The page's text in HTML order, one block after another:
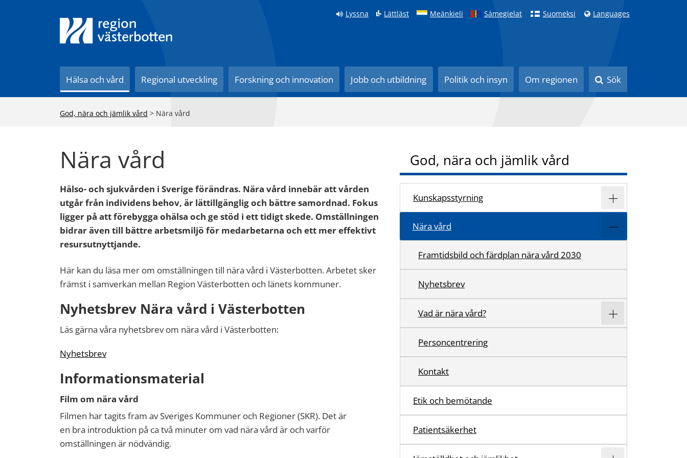
Lyssna Lättläst Meänkieli Sámegielat Suomeksi Languages
Hälsa och vård Regional utveckling Forskning och innovation Jobb och utbildning Politik och insyn Om regionen Sök
God, nära och jämlik vård > Nära vård
Nära vård
Hälso- och sjukvården i Sverige förändras. Nära vård innebär att vården
utgår från individens behov, är lättillgänglig och bättre samordnad. Fokus
ligger på att förebygga ohälsa och ge stöd i ett tidigt skede. Omställningen
bidrar även till bättre arbetsmiljö för medarbetarna och ett mer effektivt
resursutnyttjande.
Här kan du läsa mer om omställningen till nära vård i Västerbotten. Arbetet sker
främst i samverkan mellan Region Västerbotten och länets kommuner.
Nyhetsbrev Nära vård i Västerbotten
Läs gärna våra nyhetsbrev om nära vård i Västerbotten:
Nyhetsbrev
Informationsmaterial
Film om nära vård
Filmen har tagits fram av Sveriges Kommuner och Regioner (SKR). Det är
en bra introduktion på ca två minuter om vad nära vård är och varför
omställningen är nödvändig.
God, nära och jämlik vård
Kunskapsstyrning
Nära vård
Framtidsbild och färdplan nära vård 2030
Nyhetsbrev
Vad är nära vård?
Personcentrering
Kontakt
Etik och bemötande
Patientsäkerhet